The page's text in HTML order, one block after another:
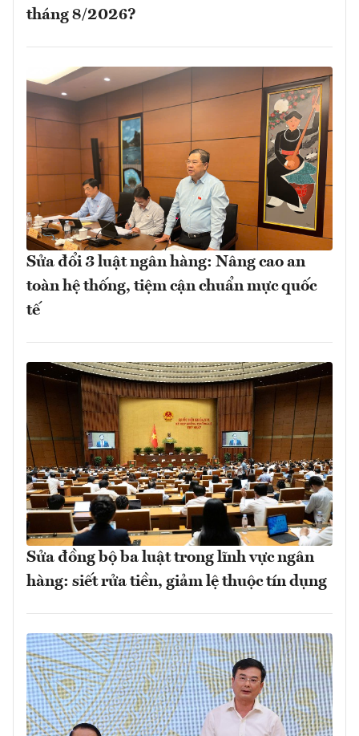
tháng 8/2026?
Sửa đổi 3 luật ngân hàng: Nâng cao an
toàn hệ thống, tiệm cận chuẩn mực quốc
tế
Sửa đồng bộ ba luật trong lĩnh vực ngân
hàng: siết rửa tiền, giảm lệ thuộc tín dụng